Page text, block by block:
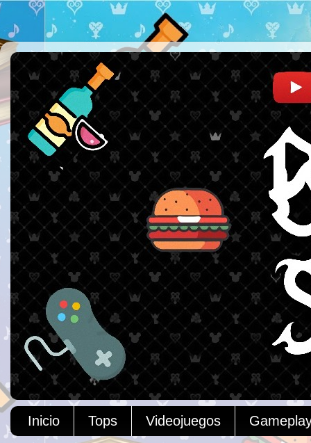
Inicio Tops Videojuegos